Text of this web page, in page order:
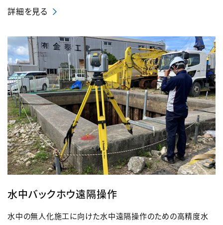
詳細を見る
水中バックホウ遠隔操作
水中の無人化施工に向けた水中遠隔操作のための高精度水